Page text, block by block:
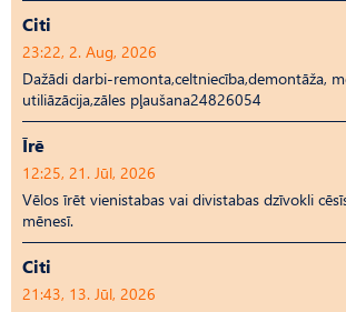
Citi
23:22, 2. Aug, 2026
Dažādi darbi-remonta,celtniecība,demontāža,
utiliāzācija,zāles pļaušana24826054
Īrē
12:25, 21. Jūl, 2026
Vēlos īrēt vienistabas vai divistabas dzīvokli
mēnesī.
Citi
21:43, 13. Jūl, 2026